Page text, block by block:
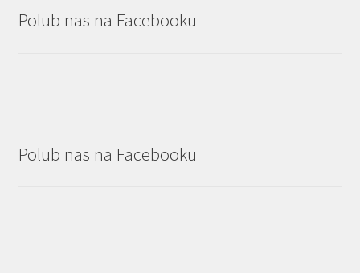
Polub nas na Facebooku
Polub nas na Facebooku